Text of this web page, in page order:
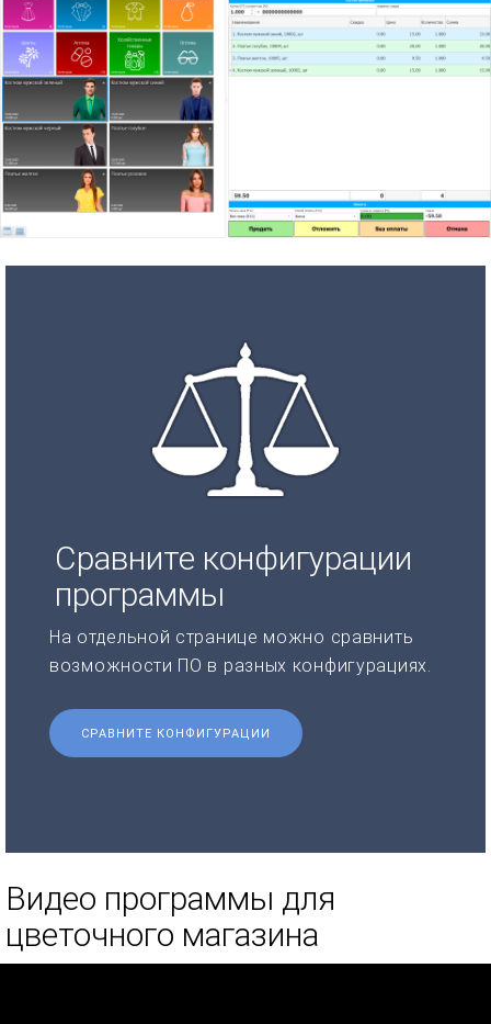
Сравните конфигурации
программы
На отдельной странице можно сравнить
возможности ПО в разных конфигурациях.
СРАВНИТЕ КОНФИГУРАЦИИ
Видео программы для
цветочного магазина